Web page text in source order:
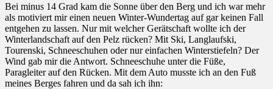
Bei minus 14 Grad kam die Sonne über den Berg und ich war mehr
als motiviert mir einen neuen Winter-Wundertag auf gar keinen Fall
entgehen zu lassen. Nur mit welcher Gerätschaft wollte ich der
Winterlandschaft auf den Pelz rücken? Mit Ski, Langlaufski,
Tourenski, Schneeschuhen oder nur einfachen Winterstiefeln? Der
Wind gab mir die Antwort. Schneeschuhe unter die Füße,
Paragleiter auf den Rücken. Mit dem Auto musste ich an den Fuß
meines Berges fahren und da sah ich ihn: